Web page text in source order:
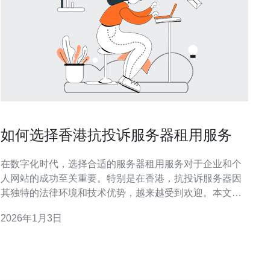
如何选择香港抗投诉服务器租用服务
在数字化时代，选择合适的服务器租用服务对于企业和个
人网站的成功至关重要。特别是在香港，抗投诉服务器因
其独特的法律环境和技术优势，越来越受到欢迎。本文将
足您的需求。 首先，了解什么是抗投诉服务器是关键。抗
2026年1月3日